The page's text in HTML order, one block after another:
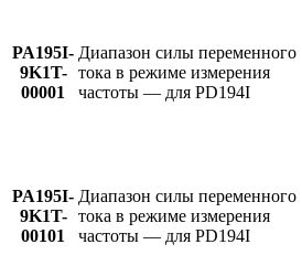
PA195I-
9K1T-
00001
Диапазон силы переменного
тока в режиме измерения
частоты — для PD194I
PA195I-
9K1T-
00101
Диапазон силы переменного
тока в режиме измерения
частоты — для PD194I